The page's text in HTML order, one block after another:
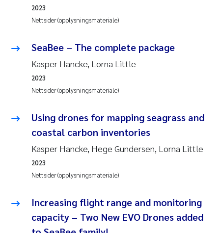
Mari Moren
Helene Frigstad
Paula Brighytte Ocampo Ramon
Liv Bente Skancke
Maeve McGovern
Heleen de Wit
Nettsider (opplysningsmateriale)
2023
SeaBee – The complete package
Kasper Hancke, Lorna Little
Nettsider (opplysningsmateriale)
2023
Using drones for mapping seagrass and
coastal carbon inventories
Kasper Hancke, Hege Gundersen, Lorna Little
Nettsider (opplysningsmateriale)
2023
Increasing flight range and monitoring
capacity – Two New EVO Drones added